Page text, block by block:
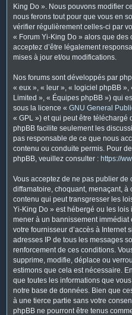
King Do ». Nous pouvons modifier
nous ferons tout pour que vous en
vérifier régulièrement celles-ci par
« Forum Yi-King Do » alors que des
acceptez d’être légalement
mises à jour et/ou modifications.
Nos forums sont développés par
« eux », « leur », « logiciel phpBB
Limited », « Équipes phpBB ») qui
sous la licence « GNU General
« GPL ») et qui peut être téléchargé
phpBB facilite seulement les
pas responsable de ce que nous
contenu ou conduite permis. Pour
phpBB, veuillez consulter : https://
Vous acceptez de ne pas publier
diffamatoire, choquant, menaçant, à
contenu qui peut transgresser les
Yi-King Do » est hébergé ou les
mener à un bannissement
votre fournisseur d’accès à Internet
adresses IP de tous les messages
renforcement de ces conditions.
supprime, modifie, déplace ou
estimons que cela est nécessaire.
que toutes les informations que
notre base de données. Bien que
à une tierce partie sans votre
phpBB ne pourront être tenus